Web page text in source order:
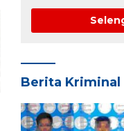
Berita Kriminal